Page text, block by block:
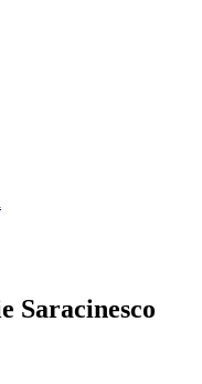
Saracinesco